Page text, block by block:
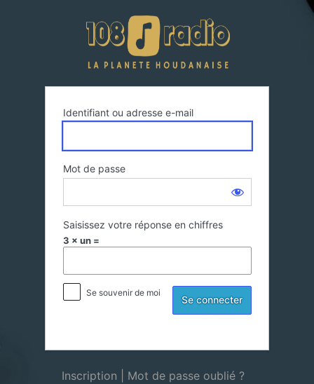
connecter
Identifiant ou adresse e-mail
Mot de passe
Saisissez votre réponse en chiffres
3 × un =
Se souvenir de moi
Inscription Mot de passe oublié ?